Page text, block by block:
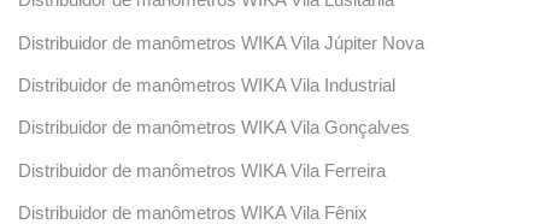
Distribuidor de manômetros WIKA Vila Júpiter Nova
Distribuidor de manômetros WIKA Vila Industrial
Distribuidor de manômetros WIKA Vila Gonçalves
Distribuidor de manômetros WIKA Vila Ferreira
Distribuidor de manômetros WIKA Vila Fênix